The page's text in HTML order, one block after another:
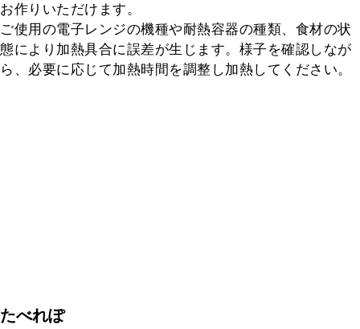
お作りいただけます。
ご使用の電子レンジの機種や耐熱容器の種類、食材の状
態により加熱具合に誤差が生じます。様子を確認しなが
ら、必要に応じて加熱時間を調整し加熱してください。
たべれぽ